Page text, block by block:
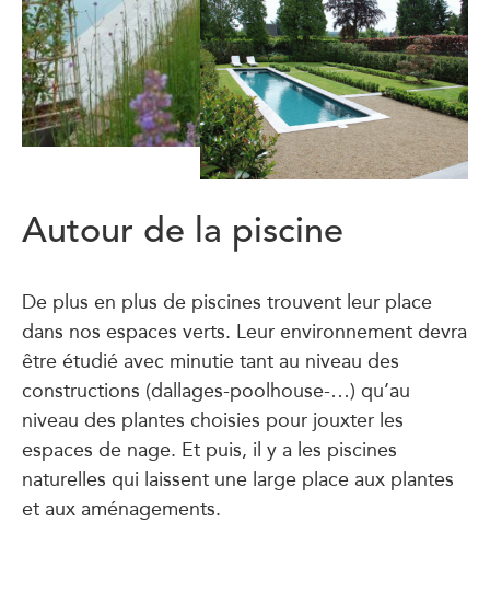
Autour de la piscine
De plus en plus de piscines trouvent leur place
dans nos espaces verts. Leur environnement devra
être étudié avec minutie tant au niveau des
constructions (dallages-poolhouse-…) qu’au
niveau des plantes choisies pour jouxter les
espaces de nage. Et puis, il y a les piscines
naturelles qui laissent une large place aux plantes
et aux aménagements.